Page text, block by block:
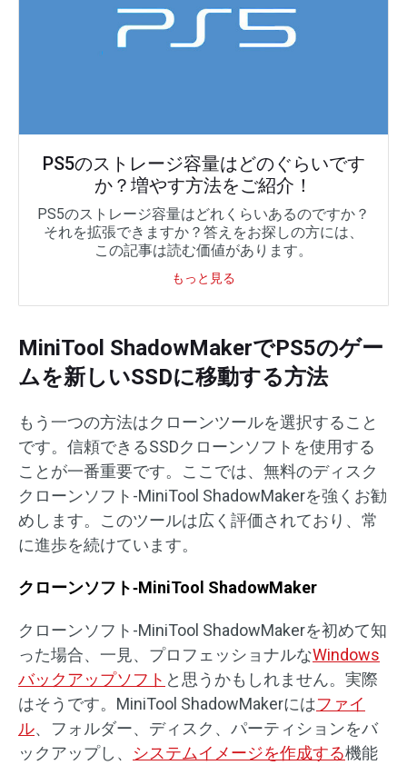
PS5のストレージ容量はどのぐらいです
か？増やす方法をご紹介！
PS5のストレージ容量はどれくらいあるのですか？
それを拡張できますか？答えをお探しの方には、
この記事は読む価値があります。
もっと見る
MiniTool ShadowMakerでPS5のゲー
ムを新しいSSDに移動する方法
もう一つの方法はクローンツールを選択すること
です。信頼できるSSDクローンソフトを使用する
ことが一番重要です。ここでは、無料のディスク
クローンソフト-MiniTool ShadowMakerを強くお勧
めします。このツールは広く評価されており、常
に進歩を続けています。
クローンソフト‐MiniTool ShadowMaker
クローンソフト-MiniTool ShadowMakerを初めて知
った場合、一見、プロフェッショナルなWindows
バックアップソフト と思うかもしれません。実際
はそうです。MiniTool ShadowMakerにはファイ
ル、フォルダー、ディスク、パーティションをバ
ックアップし、 システムイメージを作成する機能